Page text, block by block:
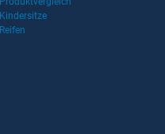
Kindersitze
Reifen